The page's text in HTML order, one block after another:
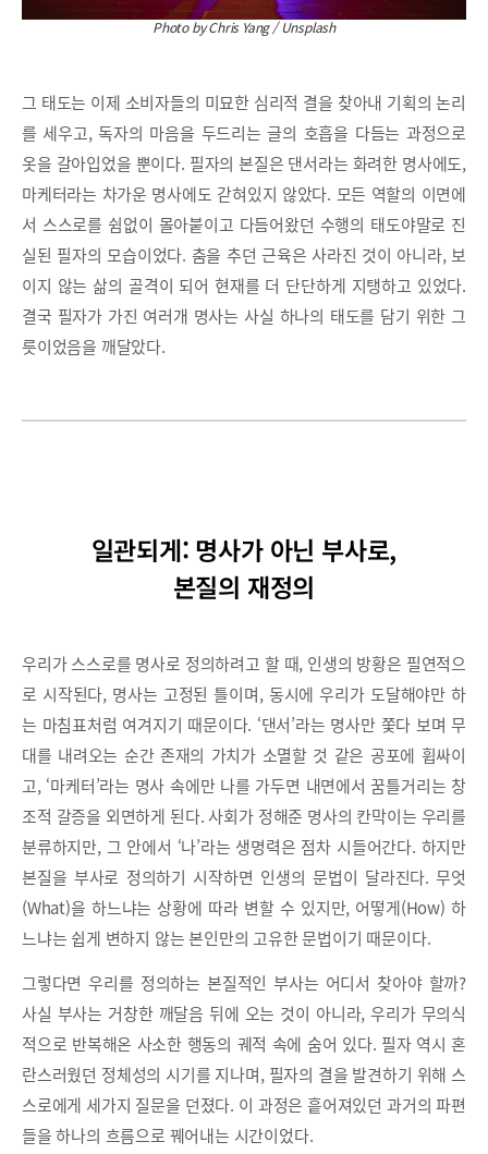
Photo by Chris Yang / Unsplash
그 태도는 이제 소비자들의 미묘한 심리적 결을 찾아내 기획의 논리
를 세우고, 독자의 마음을 두드리는 글의 호흡을 다듬는 과정으로
옷을 갈아입었을 뿐이다. 필자의 본질은 댄서라는 화려한 명사에도,
마케터라는 차가운 명사에도 갇혀있지 않았다. 모든 역할의 이면에
서 스스로를 쉼없이 몰아붙이고 다듬어왔던 수행의 태도야말로 진
실된 필자의 모습이었다. 춤을 추던 근육은 사라진 것이 아니라, 보
이지 않는 삶의 골격이 되어 현재를 더 단단하게 지탱하고 있었다.
결국 필자가 가진 여러개 명사는 사실 하나의 태도를 담기 위한 그
릇이었음을 깨달았다.
일관되게: 명사가 아닌 부사로,
본질의 재정의
우리가 스스로를 명사로 정의하려고 할 때, 인생의 방황은 필연적으
로 시작된다, 명사는 고정된 틀이며, 동시에 우리가 도달해야만 하
는 마침표처럼 여겨지기 때문이다. ‘댄서’라는 명사만 쫓다 보며 무
대를 내려오는 순간 존재의 가치가 소멸할 것 같은 공포에 휩싸이
고, ‘마케터’라는 명사 속에만 나를 가두면 내면에서 꿈틀거리는 창
조적 갈증을 외면하게 된다. 사회가 정해준 명사의 칸막이는 우리를
분류하지만, 그 안에서 ‘나’라는 생명력은 점차 시들어간다. 하지만
본질을 부사로 정의하기 시작하면 인생의 문법이 달라진다. 무엇
(What)을 하느냐는 상황에 따라 변할 수 있지만, 어떻게(How) 하
느냐는 쉽게 변하지 않는 본인만의 고유한 문법이기 때문이다.
그렇다면 우리를 정의하는 본질적인 부사는 어디서 찾아야 할까?
사실 부사는 거창한 깨달음 뒤에 오는 것이 아니라, 우리가 무의식
적으로 반복해온 사소한 행동의 궤적 속에 숨어 있다. 필자 역시 혼
란스러웠던 정체성의 시기를 지나며, 필자의 결을 발견하기 위해 스
스로에게 세가지 질문을 던졌다. 이 과정은 흩어져있던 과거의 파편
들을 하나의 흐름으로 꿰어내는 시간이었다.